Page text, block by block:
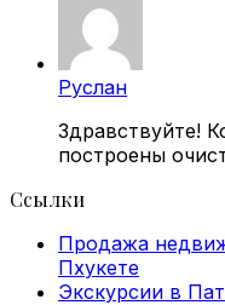
Руслан
Здравствуйте!
построены
Ссылки
Продажа
Пхукете
Экскурсии в